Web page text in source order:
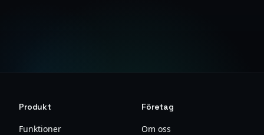
Produkt
Funktioner
Företag
Om oss